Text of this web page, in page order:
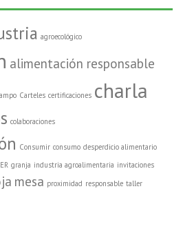
agroecológico
alimentación responsable
Carteles certificaciones charla
colaboraciones
Consumir consumo desperdicio alimentario
granja industria agroalimentaria invitaciones
mesa proximidad responsable taller